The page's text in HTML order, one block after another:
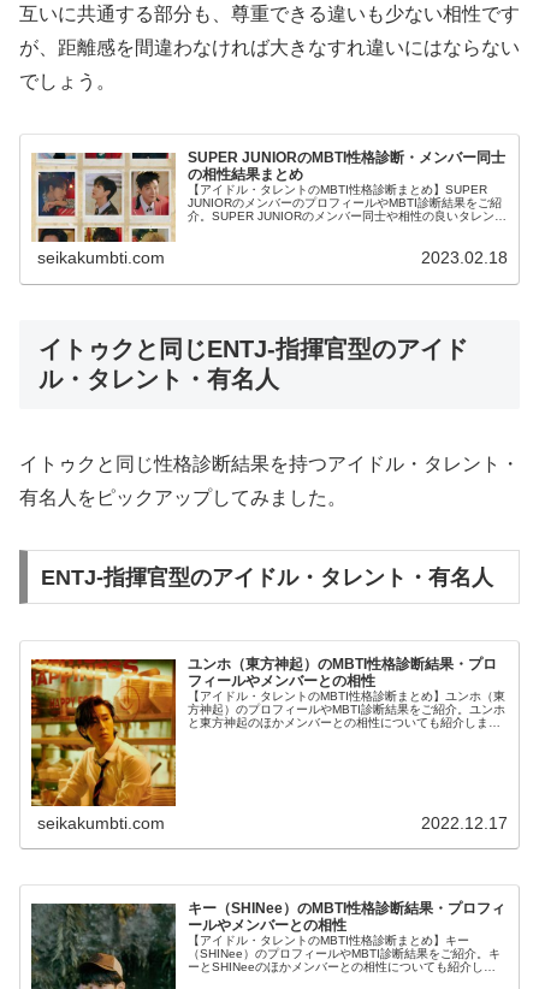
互いに共通する部分も、尊重できる違いも少ない相性です
が、距離感を間違わなければ大きなすれ違いにはならない
でしょう。
SUPER JUNIORのMBTI性格診断・メンバー同士
の相性結果まとめ
【アイドル・タレントのMBTI性格診断まとめ】SUPER
JUNIORのメンバーのプロフィールやMBTI診断結果をご紹
介。SUPER JUNIORのメンバー同士や相性の良いタレン
seikakumbti.com 2023.02.18
イトゥクと同じENTJ-指揮官型のアイド
ル・タレント・有名人
イトゥクと同じ性格診断結果を持つアイドル・タレント・
有名人をピックアップしてみました。
ENTJ-指揮官型のアイドル・タレント・有名人
ユンホ（東方神起）のMBTI性格診断結果・プロ
フィールやメンバーとの相性
【アイドル・タレントのMBTI性格診断まとめ】ユンホ（東
方神起）のプロフィールやMBTI診断結果をご紹介。ユンホ
と東方神起のほかメンバーとの相性についても紹介しま
seikakumbti.com 2022.12.17
キー（SHINee）のMBTI性格診断結果・プロフィ
ールやメンバーとの相性
【アイドル・タレントのMBTI性格診断まとめ】キー
（SHINee）のプロフィールやMBTI診断結果をご紹介。キ
ーとSHINeeのほかメンバーとの相性についても紹介しま